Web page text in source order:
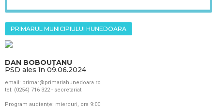
PRIMARUL MUNICIPIULUI HUNEDOARA
DAN BOBOUȚANU
PSD ales în 09.06.2024
email: primar@primariahunedoara.ro
tel: (0254) 716 322 - secretariat
Program audiențe: miercuri, ora 9:00